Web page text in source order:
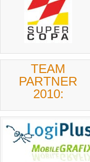
TEAM
PARTNER
2010: